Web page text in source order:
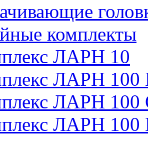
комплекты
ЛАРН 10
ЛАРН 100
ЛАРН 100
ЛАРН 100